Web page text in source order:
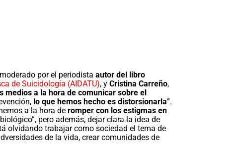
por el periodistaautor del libro
de Suicidología (AIDATU), yCristina Carreño,
medios a la hora de comunicar sobre el
lo que hemos hecho es distorsionarla”.
a la hora deromper con los estigmas en
pero además, dejar clara la idea de
olvidando trabajar como sociedad el tema de
de la vida, crear comunidades de